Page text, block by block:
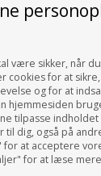
være sikker, når
cookies for at
og for at
hjemmesiden
tilpasse
til dig, også på
for at acceptere
for at læse
vores
et blå toilet
anbefales det
kan læse mere
i vores